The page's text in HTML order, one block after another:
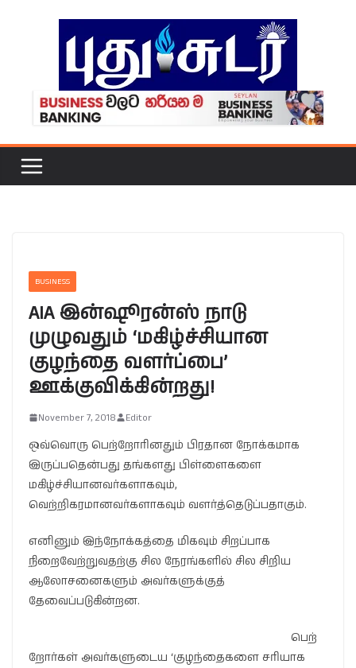
BUSINESS
AIA இன்ஷூரன்ஸ் நாடு
முழுவதும் ‘மகிழ்ச்சியான
குழந்தை வளர்ப்பை’
ஊக்குவிக்கின்றது!
November 7, 2018 Editor
ஒவ்வொரு பெற்றோரினதும் பிரதான நோக்கமாக
இருப்பதென்பது தங்களது பிள்ளைகளை
மகிழ்ச்சியானவர்களாகவும்,
வெற்றிகரமானவர்களாகவும் வளர்த்தெடுப்பதாகும்.
எனினும் இந்நோக்கத்தை மிகவும் சிறப்பாக
நிறைவேற்றுவதற்கு சில நேரங்களில் சில சிறிய
ஆலோசனைகளும் அவர்களுக்குத்
தேவைப்படுகின்றன.
பெற்
றோர்கள் அவர்களுடைய ‘குழந்தைகளை சரியாக